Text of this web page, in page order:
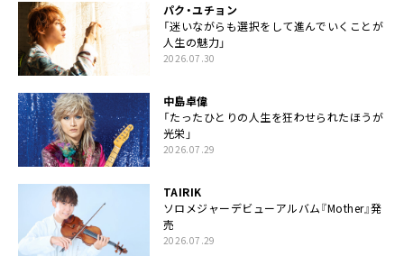
パク・ユチョン
「迷いながらも選択をして進んでいくことが
人生の魅力」
2026.07.30
中島卓偉
「たったひとりの人生を狂わせられたほうが
光栄」
2026.07.29
TAIRIK
ソロメジャーデビューアルバム『Mother』発
売
2026.07.29